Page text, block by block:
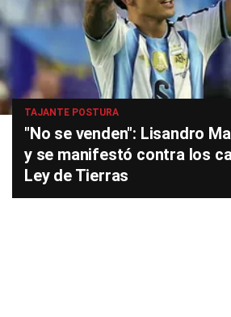
TAJANTE POSTURA
"No se venden": Lisandro
y se manifestó contra los
Ley de Tierras